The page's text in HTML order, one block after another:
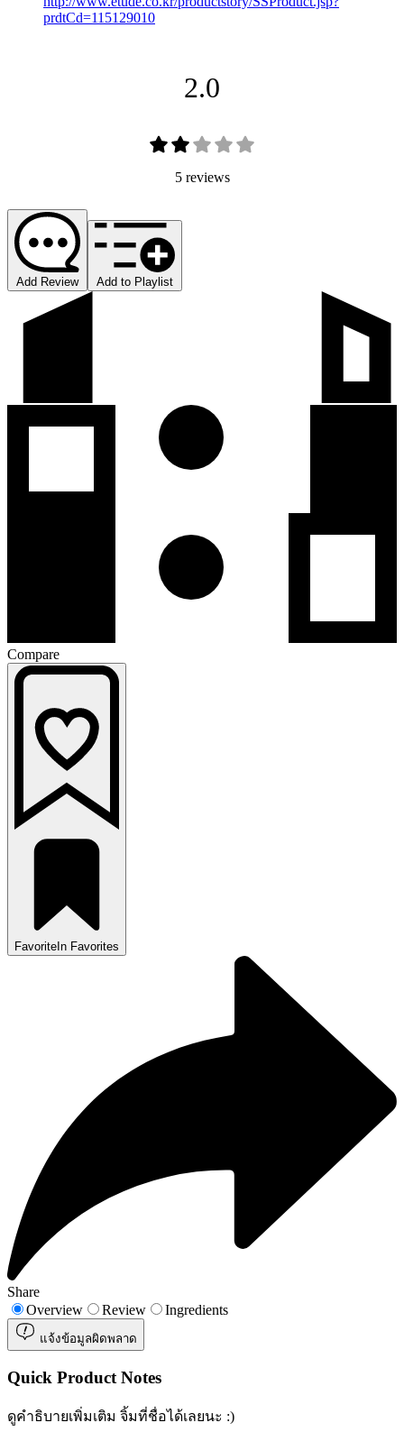
prdtCd=115129010
2.0
5 reviews
Add Review Add to Playlist
Compare
Favorite In Favorites
Share
Overview
Review Ingredients
แจ้งข้อมูลผิดพลาด
Quick Product Notes
ดูคำธิบายเพิ่มเติม จิ้มที่ชื่อได้เลยนะ :)